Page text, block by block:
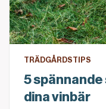
TRÄDGÅRDSTIPS
5
dina vinbär